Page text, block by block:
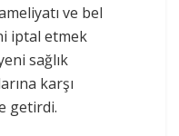
ve bel
iptal etmek
sağlık
karşı
getirdi.